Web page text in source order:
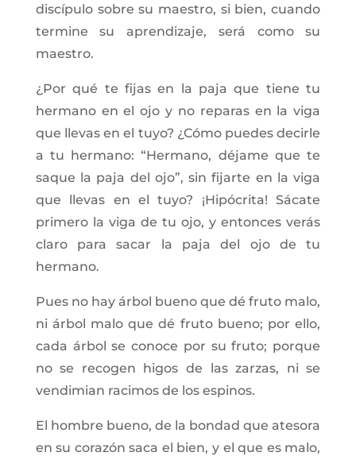
discípulo sobre su maestro, si bien, cuando
termine su aprendizaje, será como su
maestro.
¿Por qué te fijas en la paja que tiene tu
hermano en el ojo y no reparas en la viga
que llevas en el tuyo? ¿Cómo puedes decirle
a tu hermano: “Hermano, déjame que te
saque la paja del ojo”, sin fijarte en la viga
que llevas en el tuyo? ¡Hipócrita! Sácate
primero la viga de tu ojo, y entonces verás
claro para sacar la paja del ojo de tu
hermano.
Pues no hay árbol bueno que dé fruto malo,
ni árbol malo que dé fruto bueno; por ello,
cada árbol se conoce por su fruto; porque
no se recogen higos de las zarzas, ni se
vendimian racimos de los espinos.
El hombre bueno, de la bondad que atesora
en su corazón saca el bien, y el que es malo,